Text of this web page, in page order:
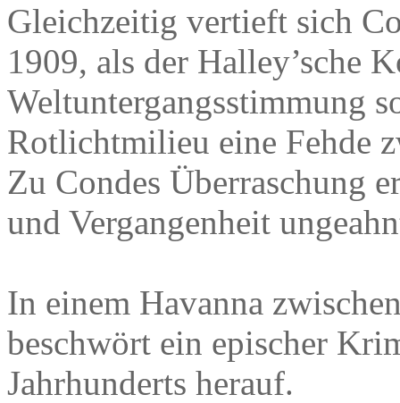
Gleichzeitig vertieft sich
1909, als der Halley’sche
Weltuntergangsstimmung
Rotlichtmilieu eine Fehde
Zu Condes Überraschung
und Vergangenheit
In einem Havanna
beschwört ein epischer
Jahrhunderts herauf.